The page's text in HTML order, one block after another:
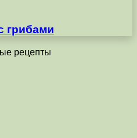
грибами
рецепты